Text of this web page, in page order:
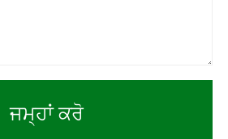
ਜਮ੍ਹਾਂ ਕਰੋ